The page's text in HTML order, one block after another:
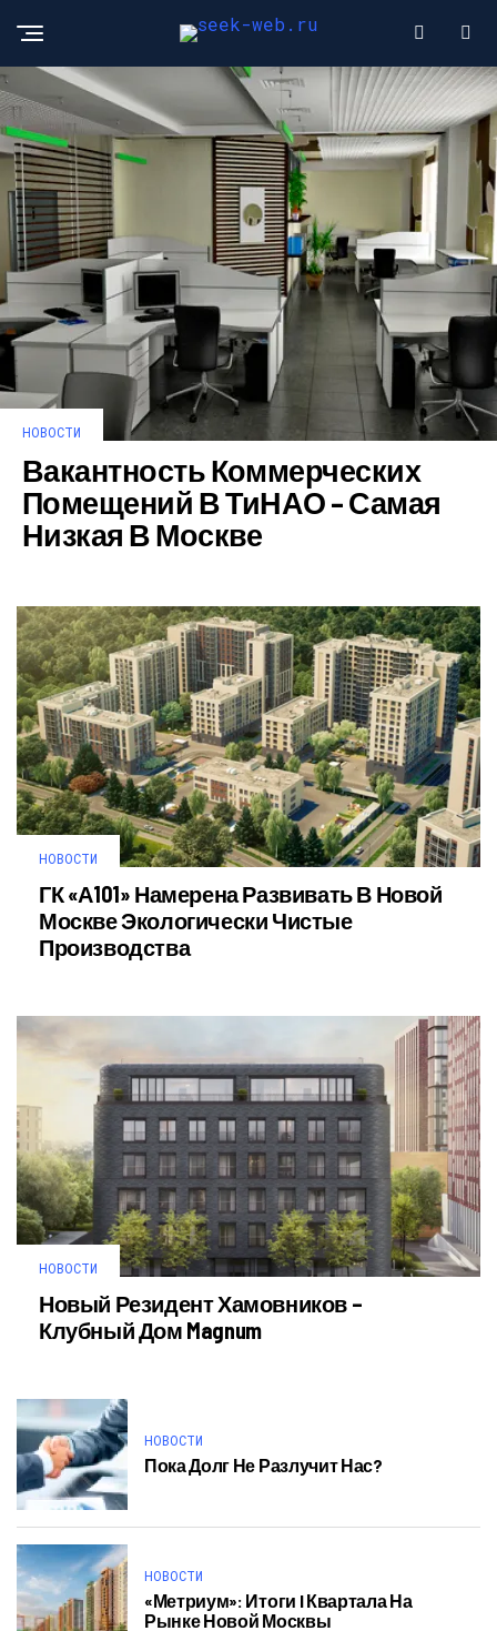
НОВОСТИ
Вакантность Коммерческих
Помещений В ТиНАО – Самая
Низкая В Москве
НОВОСТИ
ГК «А101» Намерена Развивать В Новой
Москве Экологически Чистые
Производства
НОВОСТИ
Новый Резидент Хамовников –
Клубный Дом Magnum
НОВОСТИ
Пока Долг Не Разлучит Нас?
НОВОСТИ
«Метриум»: Итоги I Квартала На
Рынке Новой Москвы